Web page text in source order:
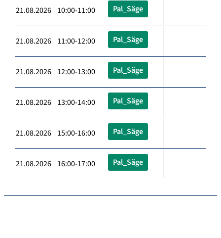
21.08.2026 10:00-11:00 Pal_Säge
21.08.2026 11:00-12:00 Pal_Säge
21.08.2026 12:00-13:00 Pal_Säge
21.08.2026 13:00-14:00 Pal_Säge
21.08.2026 15:00-16:00 Pal_Säge
21.08.2026 16:00-17:00 Pal_Säge